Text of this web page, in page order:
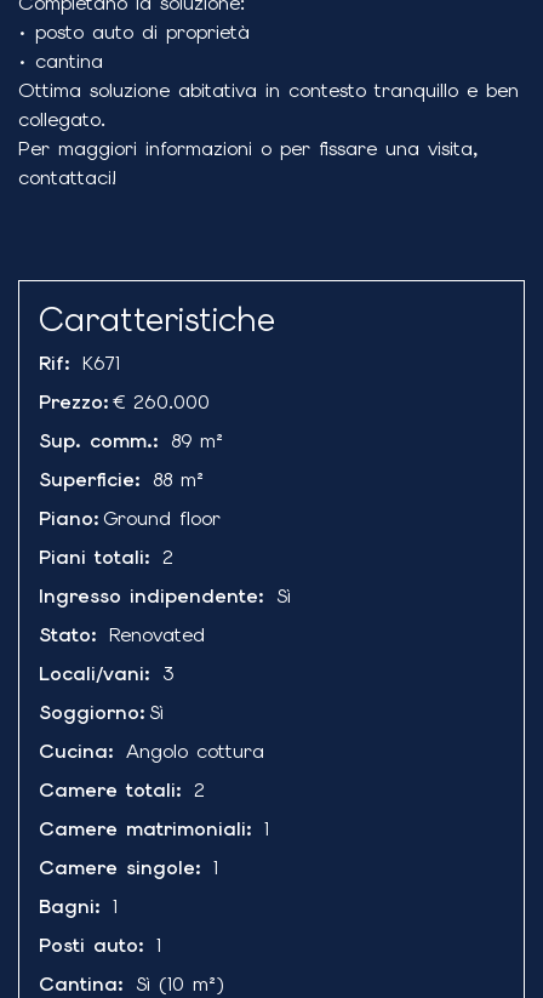
• posto auto di proprietà
• cantina
Ottima soluzione abitativa in contesto tranquillo e ben
collegato.
Per maggiori informazioni o per fissare una visita,
contattaci!
Caratteristiche
Rif: K671
Prezzo:€ 260.000
Sup. comm.: 89 m²
Superficie: 88 m²
Piano:Ground floor
Piani totali: 2
Ingresso indipendente: Sì
Stato: Renovated
Locali/vani: 3
Soggiorno: Sì
Cucina: Angolo cottura
Camere totali: 2
Camere matrimoniali: 1
Camere singole: 1
Bagni: 1
Posti auto: 1
Cantina: Sì (10 m²)